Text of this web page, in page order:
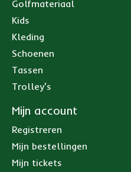
Golfmateriaal
Kids
Kleding
Schoenen
Tassen
Trolley's
Mijn account
Registreren
Mijn bestellingen
Mijn tickets